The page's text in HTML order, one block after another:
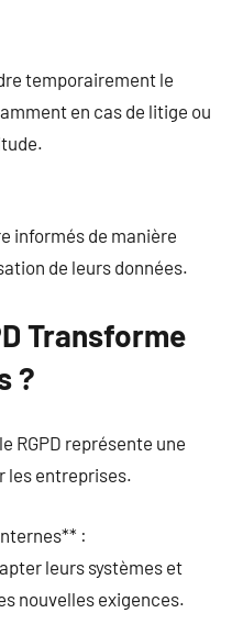
temporairement le
en cas de litige ou
informés de manière
de leurs données.
Transforme
?
RGPD représente une
les entreprises.
:
leurs systèmes et
nouvelles exigences.